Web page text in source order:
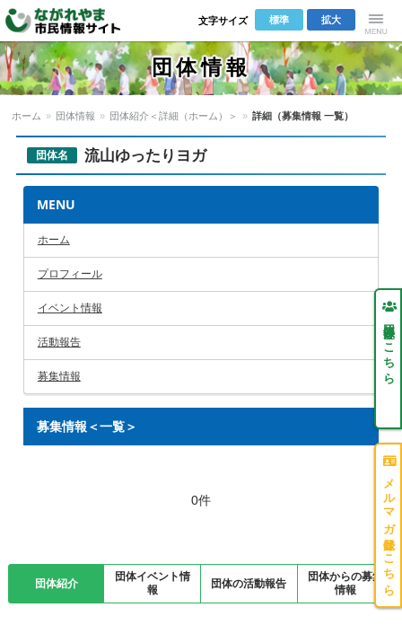
Menu
拡大
標準
文字サイズ
団体情報
ホーム » 団体情報 » 団体紹介＜詳細（ホーム）＞ » 詳細（募集情報 一覧）
団体名 流山ゆったりヨガ
MENU
ホーム
プロフィール
イベント情報
活動報告
募集情報
募集情報＜一覧＞
0件
団体紹介
団体イベント情
報
団体の活動報告
団体からの募集
情報
団体登録はこちら
メルマガ登録はこちら